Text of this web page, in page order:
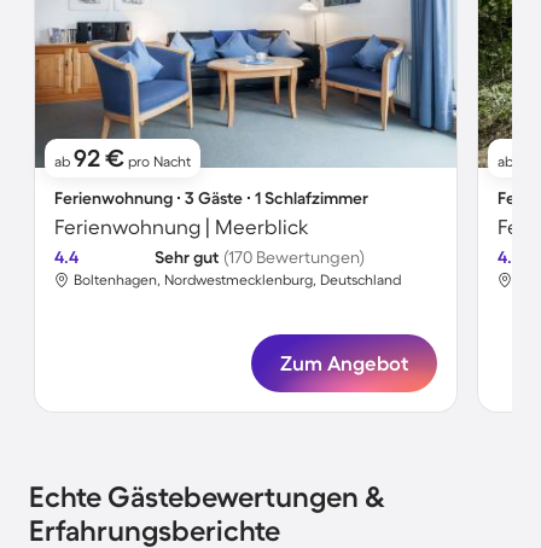
ab 92 € pro Nacht
Ferienwohnung ∙ 3 Gäste ∙ 1 Schlafzimmer
Ferienwohnung | Meerblick
4.4 Sehr gut (170 Bewertungen)
Boltenhagen, Nordwestmecklenburg, Deutschland
Zum Angebot
ab
4.7
Echte Gästebewertungen &
Erfahrungsberichte